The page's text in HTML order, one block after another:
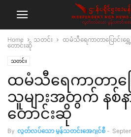
Home သတင်း
ထမံသီရေကာတာပြောင်းရွှေ့
တောင်းဆို
သတင်း
ထမံသီရေကာတာပြ
သူများအတွက် နစ်နာ
တောင်းဆို
By လွတ်လပ်သော မွန်သတင်းအေဂျင်စီ -